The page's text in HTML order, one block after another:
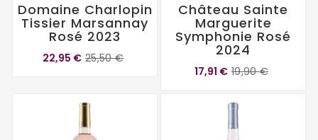
Domaine Charlopin
Tissier Marsannay
Rosé 2023
22,95 € 25,50 €
Château Sainte
Marguerite
Symphonie Rosé
2024
17,91 € 19,90 €